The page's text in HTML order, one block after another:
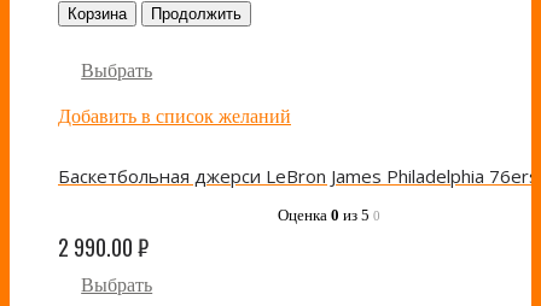
Корзина Продолжить
Выбрать
Добавить в список желаний
Оценка 0 из 5 0
2 990.00₽
Выбрать